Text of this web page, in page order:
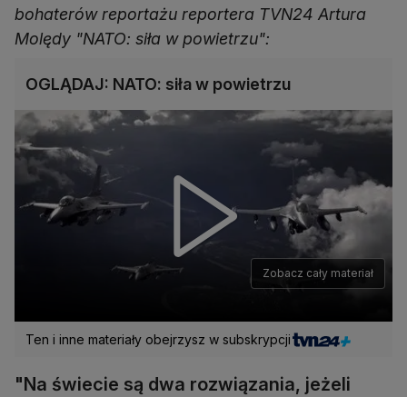
bohaterów reportażu reportera TVN24 Artura
Molędy "NATO: siła w powietrzu":
OGLĄDAJ: NATO: siła w powietrzu
Zobacz cały materiał
Ten i inne materiały obejrzysz w subskrypcji
"Na świecie są dwa rozwiązania, jeżeli